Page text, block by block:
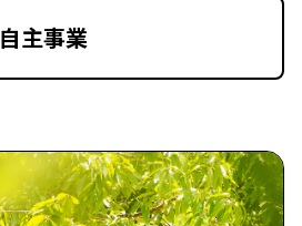
主事業